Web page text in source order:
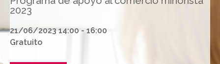
2023
21/06/2023 14:00 - 16:00
Gratuito